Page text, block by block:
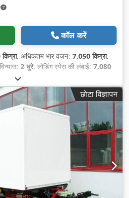
कॉल करें
, अधिकतम भार वजन: 7,050 किग्रा,
2 धुरे, लोडिंग स्पेस की लंबाई: 7,080
मिमी
हवा, टायर का आकार:245 / 70 R
, गियरिंग प्रकार: अन्य
, सामने के टायर का
टायर का आकार:245 / 70 R 17,5
, उपकरण:
एबीएस,
छोटा विज्ञापन